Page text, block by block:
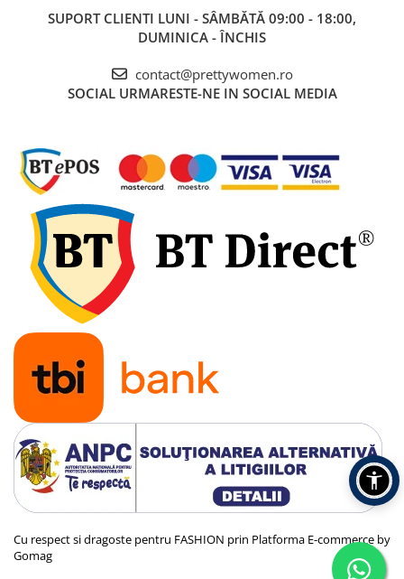
SUPORT CLIENTI LUNI - SÂMBĂTĂ 09:00 - 18:00,
DUMINICA - ÎNCHIS
contact@prettywomen.ro
SOCIAL URMARESTE-NE IN SOCIAL MEDIA
Cu respect si dragoste pentru FASHION prin Platforma E-commerce by
Gomag